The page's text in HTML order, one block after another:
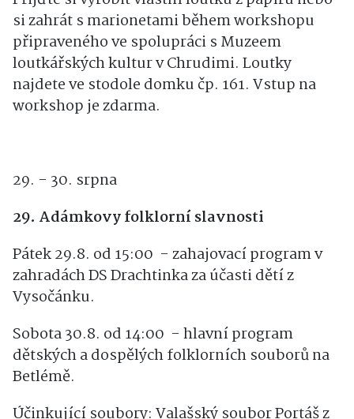
Přijďte si vyrobit vlastní loutku z papíru nebo
si zahrát s marionetami během workshopu
připraveného ve spolupráci s Muzeem
loutkářských kultur v Chrudimi. Loutky
najdete ve stodole domku čp. 161. Vstup na
29. - 30. srpna
29. Adámkovy folklorní slavnosti
Pátek 29.8. od 15:00 - zahajovací program v
zahradách DS Drachtinka za účasti dětí z
Vysočánku.
Sobota 30.8. od 14:00 - hlavní program
dětských a dospělých folklorních souborů na
Betlémě.